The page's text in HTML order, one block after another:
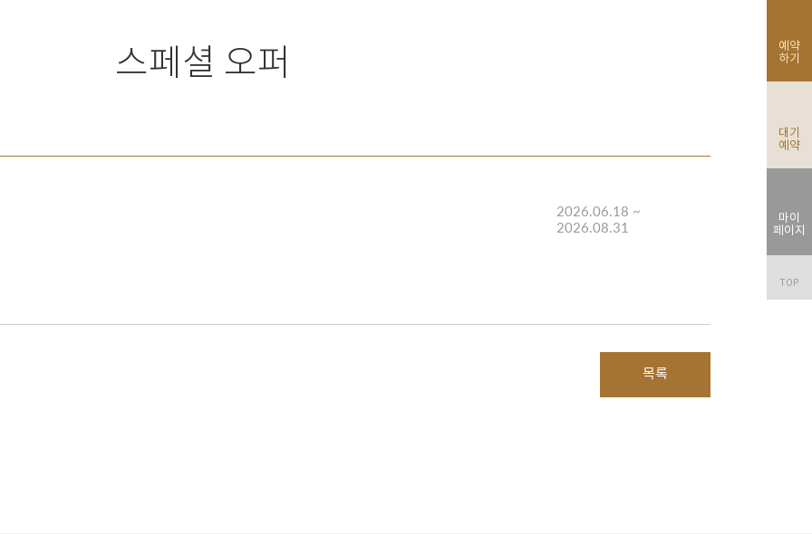
스페셜 오퍼
2026.06.18 ~
2026.08.31
목록
예약
하기
대기
예약
마이
페이지
TOP